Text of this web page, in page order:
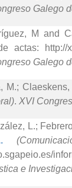
Galego
M and
actas: http://
Galego
M.;
. XVI
L.;
e